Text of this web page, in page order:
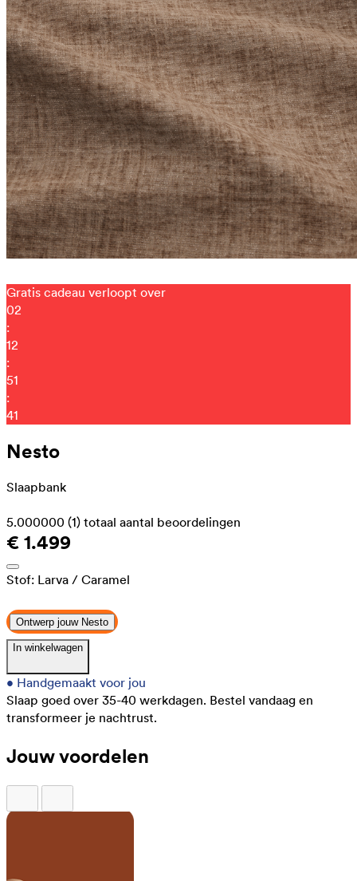
Gratis cadeau verloopt over
02
:
12
:
51
:
30
Nesto
Slaapbank
5.000000 (1) totaal aantal beoordelingen
€ 1.499
Stof: Larva / Caramel
Ontwerp jouw Nesto
In winkelwagen
• Handgemaakt voor jou
Slaap goed over 35-40 werkdagen. Bestel vandaag en
transformeer je nachtrust.
Jouw voordelen